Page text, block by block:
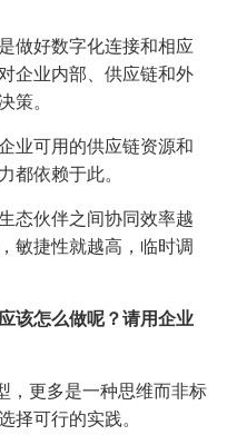
做好数字化连接和相应
企业内部、供应链和外
策。
业可用的供应链资源和
都依赖于此。
态伙伴之间协同效率越
敏捷性就越高，临时调
该怎么做呢？请用企业
，更多是一种思维而非标
择可行的实践。